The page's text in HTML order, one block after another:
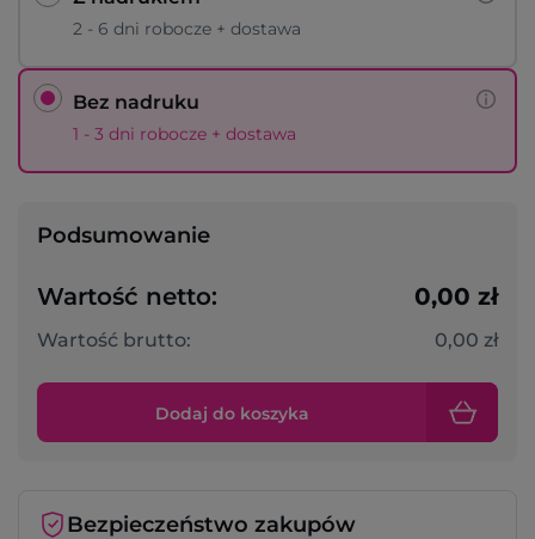
2 - 6 dni robocze + dostawa
Bez nadruku
1 - 3 dni robocze + dostawa
Podsumowanie
Wartość netto: 0,00 zł
Wartość brutto: 0,00 zł
Dodaj do koszyka
Bezpieczeństwo zakupów